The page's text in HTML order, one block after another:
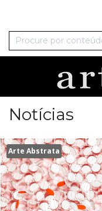
Notícias
Arte Abstrata